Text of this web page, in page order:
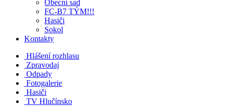
Obecní sad
FC-B7 TÝM!!!
Hasiči
Sokol
Kontakty
Hlášení rozhlasu
Zpravodaj
Odpady
Fotogalerie
Hasiči
TV Hlučínsko